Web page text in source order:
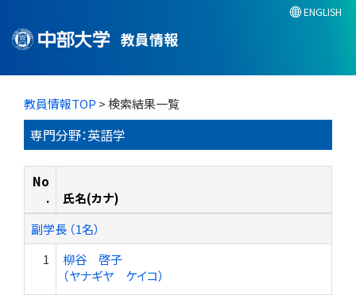
教員情報
ENGLISH
教員情報TOP > 検索結果一覧
専門分野：英語学
No
.
氏名(カナ)
副学長 （1名）
1
柳谷 啓子
（ヤナギヤ ケイコ）